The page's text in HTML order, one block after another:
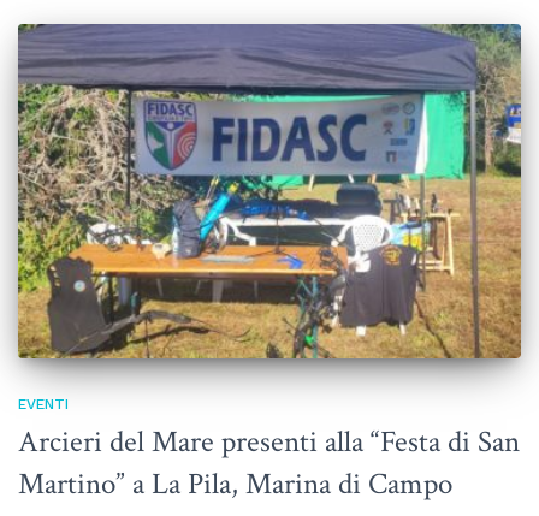
EVENTI
Arcieri del Mare presenti alla “Festa di San
Martino” a La Pila, Marina di Campo